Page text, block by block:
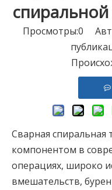
Просмотры:0
Сварная спиральная
компонентом в
операциях, широко
вмешательств,